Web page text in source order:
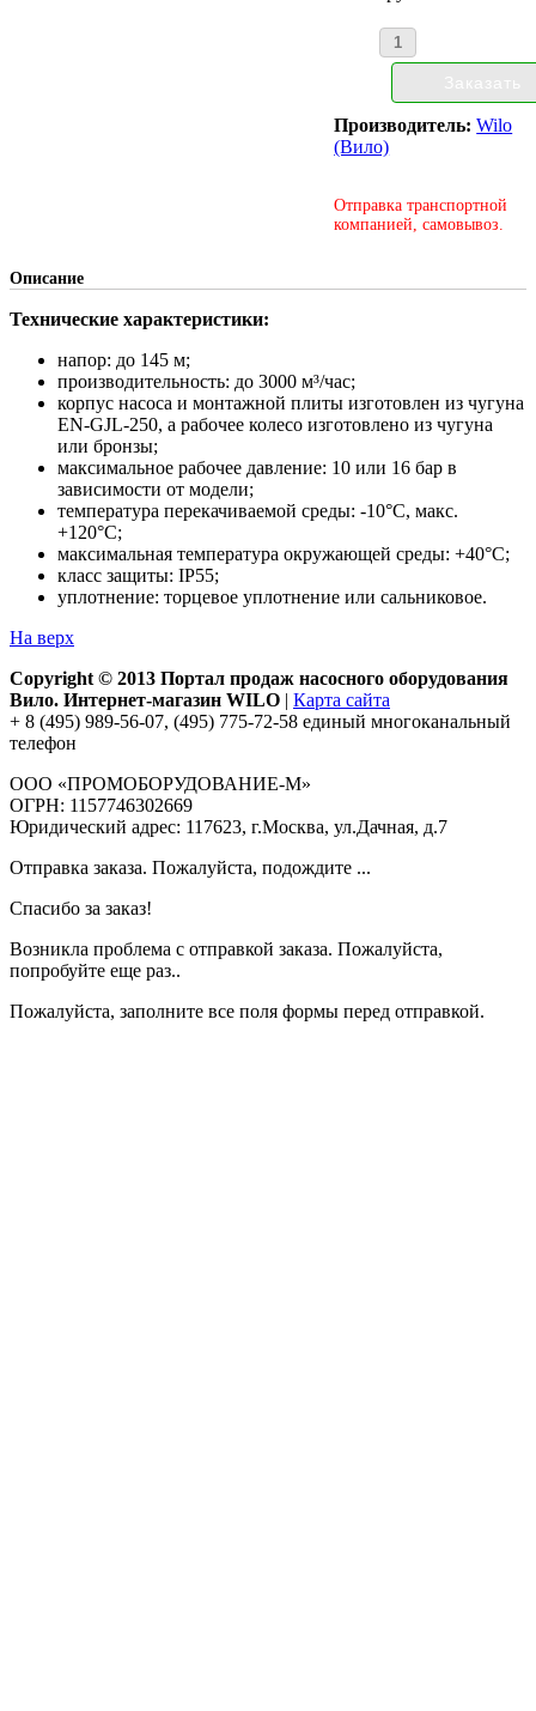
Производитель:Wilo
(Вило)
Отправка транспортной
компанией, самовывоз.
Описание
Технические характеристики:
напор: до 145 м;
производительность: до 3000 м³/час;
корпус насоса и монтажной плиты изготовлен из чугуна
EN-GJL-250, а рабочее колесо изготовлено из чугуна
или бронзы;
максимальное рабочее давление: 10 или 16 бар в
зависимости от модели;
температура перекачиваемой среды: -10°С, макс.
+120°С;
максимальная температура окружающей среды: +40°С;
класс защиты: IP55;
уплотнение: торцевое уплотнение или сальниковое.
На верх
Copyright © 2013 Портал продаж насосного оборудования
Вило. Интернет-магазин WILO | Карта сайта
+ 8 (495) 989-56-07, (495) 775-72-58 единый многоканальный
телефон
ООО «ПРОМОБОРУДОВАНИЕ-М»
ОГРН: 1157746302669
Юридический адрес: 117623, г.Москва, ул.Дачная, д.7
Отправка заказа. Пожалуйста, подождите ...
Спасибо за заказ!
Возникла проблема с отправкой заказа. Пожалуйста,
попробуйте еще раз..
Пожалуйста, заполните все поля формы перед отправкой.